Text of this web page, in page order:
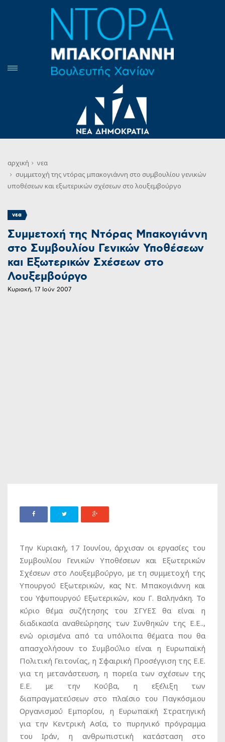
αρχική
νεα
συμμετοχή της ντόρας μπακογιάννη στο συμβουλίου γενικών
υποθέσεων και εξωτερικών σχέσεων στο λουξεμβούργο
νεα
Συμμετοχή της Ντόρας Μπακογιάννη
στο Συμβουλίου Γενικών Υποθέσεων
και Εξωτερικών Σχέσεων στο
Λουξεμβούργο
Κυριακή, 17 Ιούν 2007
Την Κυριακή, 17 Ιουνίου, άρχισαν οι εργασίες του
Συμβουλίου Γενικών Υποθέσεων και Εξωτερικών
Σχέσεων στο Λουξεμβούργο, με τη συμμετοχή της
Υπουργού Εξωτερικών, κας Ντ. Μπακογιάννη και
του Υφυπουργού Εξωτερικών, κου Γ. Βαληνάκη. Το
κύριο θέμα συζήτησης του ΣΓΥΕΣ θα είναι η
διαδικασία αναθεώρησης των Συνθηκών της Ε.Ε..,
ενώ ορισμένα από τα υπόλοιπα θέματα που θα
απασχολήσουν το Συμβούλιο είναι η Ευρωπαϊκή
Πολιτική Γειτονίας, η Σφαιρική Προσέγγιση της Ε.Ε.
για τη μετανάστευση, η πορεία των σχέσεων της
Ε.Ε. με την Κούβα, η εξέλιξη των
διαπραγματεύσεων στο πλαίσιο του Παγκόσμιου
Οργανισμού Εμπορίου, η Ευρωπαϊκή Στρατηγική
για την Κεντρική Ασία, το πυρηνικό πρόγραμμα
του Ιράν, η ανθρωπιστική κατάσταση στο